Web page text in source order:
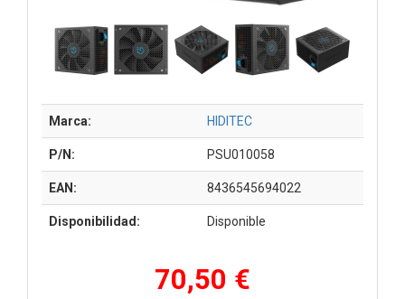
Marca: HIDITEC
P/N: PSU010058
EAN: 8436545694022
Disponibilidad: Disponible
70,50 €